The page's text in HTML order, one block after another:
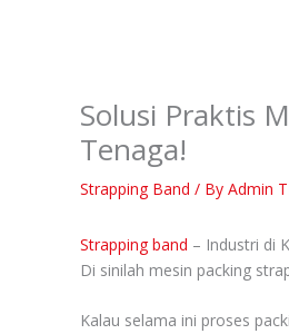
Solusi Praktis
Tenaga!
Strapping Band / By Admin
Strapping band – Industri di
Di sinilah mesin packing
Kalau selama ini proses